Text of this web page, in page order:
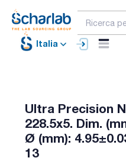
Italia
Ultra Precision
228.5x5. Dim.
Ø (mm):
13